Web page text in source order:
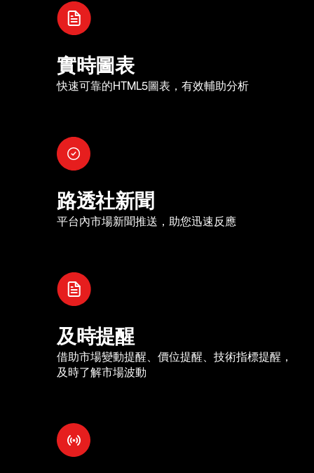
實時圖表
快速可靠的HTML5圖表，有效輔助分析
路透社新聞
平台內市場新聞推送，助您迅速反應
及時提醒
借助市場變動提醒、價位提醒、技術指標提醒，
及時了解市場波動